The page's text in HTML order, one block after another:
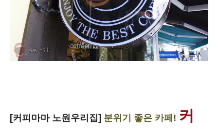
[커피마마 노원우리집] 분위기 좋은 카페! 커